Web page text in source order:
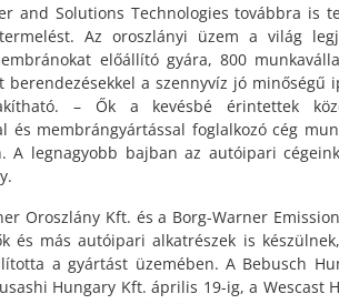
and Solutions Technologies továbbra is
Az oroszlányi üzem a világ
előállító gyára, 800
berendezésekkel a szennyvíz jó minőségű
– Ők a kevésbé érintettek
és membrángyártással foglalkozó cég
A legnagyobb bajban az autóipari
Oroszlány Kft. és a Borg-Warner
és más autóipari alkatrészek is
a gyártást üzemében. A Bebusch
Hungary Kft. április 19-ig, a Wescast